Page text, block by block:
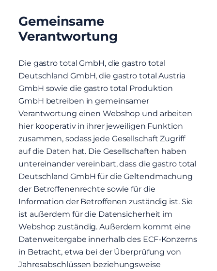
Gemeinsame
Verantwortung
Die gastro total GmbH, die gastro total
Deutschland GmbH, die gastro total Austria
GmbH sowie die gastro total Produktion
GmbH betreiben in gemeinsamer
Verantwortung einen Webshop und arbeiten
hier kooperativ in ihrer jeweiligen Funktion
zusammen, sodass jede Gesellschaft Zugriff
auf die Daten hat. Die Gesellschaften haben
untereinander vereinbart, dass die gastro total
Deutschland GmbH für die Geltendmachung
der Betroffenenrechte sowie für die
Information der Betroffenen zuständig ist. Sie
ist außerdem für die Datensicherheit im
Webshop zuständig. Außerdem kommt eine
Datenweitergabe innerhalb des ECF-Konzerns
in Betracht, etwa bei der Überprüfung von
Jahresabschlüssen beziehungsweise